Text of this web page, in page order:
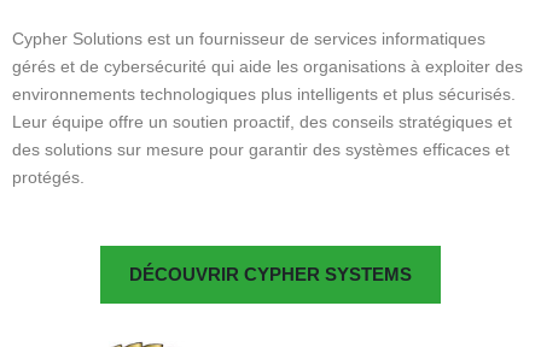
Cypher Solutions est un fournisseur de services informatiques
gérés et de cybersécurité qui aide les organisations à exploiter des
environnements technologiques plus intelligents et plus sécurisés.
Leur équipe offre un soutien proactif, des conseils stratégiques et
des solutions sur mesure pour garantir des systèmes efficaces et
protégés.
DÉCOUVRIR CYPHER SYSTEMS